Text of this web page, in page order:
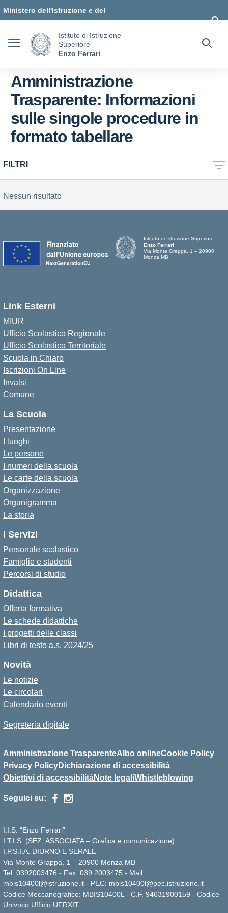
Ministero dell'Istruzione e del
Istituto di Istruzione
Superiore
Enzo Ferrari
Amministrazione
Trasparente: Informazioni
sulle singole procedure in
formato tabellare
FILTRI
Nessun risultato
Istituto di Istruzione Superiore
Enzo Ferrari
Via Monte Grappa, 1 – 20900
Monza MB
Link Esterni
MIUR
Ufficio Scolastico Regionale
Ufficio Scolastico Territoriale
Scuola in Chiaro
Iscrizioni On Line
Invalsi
Comune
La Scuola
Presentazione
I luoghi
Le persone
I numeri della scuola
Le carte della scuola
Organizzazione
Organigramma
La storia
I Servizi
Personale scolastico
Famiglie e studenti
Percorsi di studio
Didattica
Offerta formativa
Le schede didattiche
I progetti delle classi
Libri di testo a.s. 2024/25
Novità
Le notizie
Le circolari
Calendario eventi
Segreteria digitale
Amministrazione TrasparenteAlbo onlineCookie Policy
Privacy PolicyDichiarazione di accessibilità
Obiettivi di accessibilitàNote legaliWhistleblowing
Seguici su:
I.I.S. “Enzo Ferrari”
I.T.I.S. (SEZ. ASSOCIATA – Grafica e comunicazione)
I.P.S.I.A. DIURNO E SERALE
Via Monte Grappa, 1 – 20900 Monza MB
Tel: 0392003476 - Fax: 039 2003475 - Mail:
mbis10400l@istruzione.it - PEC: mbis10400l@pec.istruzione.it
Codice Meccanografico: MBIS10400L - C.F. 94631900159 - Codice
Univoco Ufficio UFRXIT